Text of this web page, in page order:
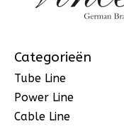
Categorieën
Tube Line
Power Line
Cable Line